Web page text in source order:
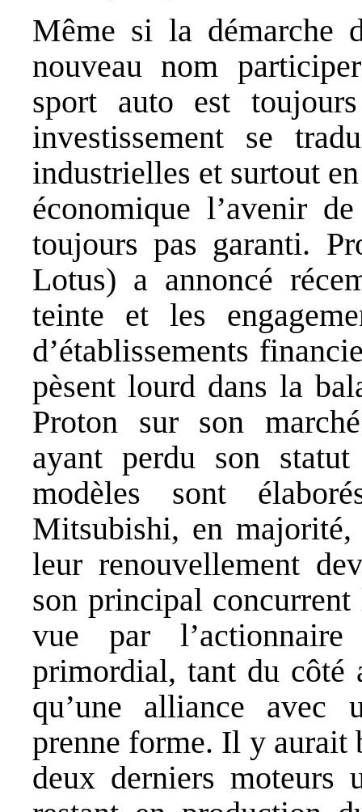
Même si la démarche
nouveau nom
sport auto est
investissement se
industrielles et surtout
économique l’avenir
toujours pas garanti.
Lotus) a annoncé
teinte et les
d’établissements
pèsent lourd dans la
Proton sur son
ayant perdu son
modèles sont
Mitsubishi, en
leur renouvellement
son principal
vue par
primordial, tant du côté
qu’une alliance avec
prenne forme. Il y aurait
deux derniers moteurs